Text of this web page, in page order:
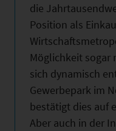
die
Position als
Möglichkeit sogar
sich dynamisch
Gewerbepark im
bestätigt dies auf
Aber auch in der